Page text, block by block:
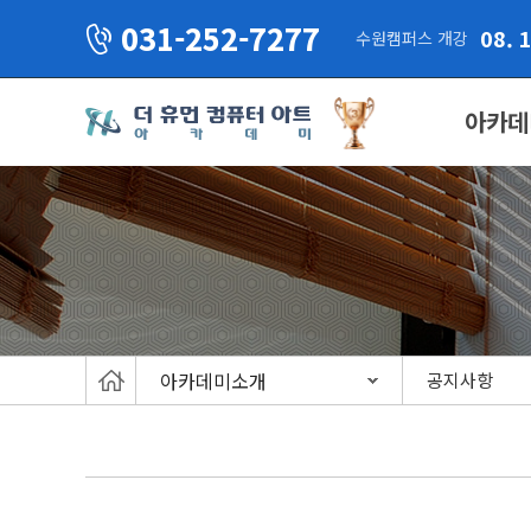
031-252-7277 수원캠퍼스 개강 08.
아카
아카데미소개 공지사항